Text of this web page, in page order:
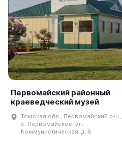
Первомайский районный
краеведческий музей
Томская обл., Первомайский р-н.,
с. Первомайское, ул.
Коммунистическая, д. 8